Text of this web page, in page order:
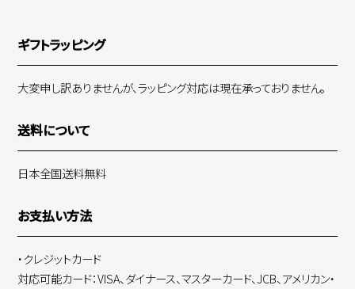
ギフトラッピング
大変申し訳ありませんが、ラッピング対応は現在承っておりません。
送料について
日本全国送料無料
お支払い方法
・クレジットカード
対応可能カード：VISA、ダイナース、マスターカード、JCB、アメリカン・